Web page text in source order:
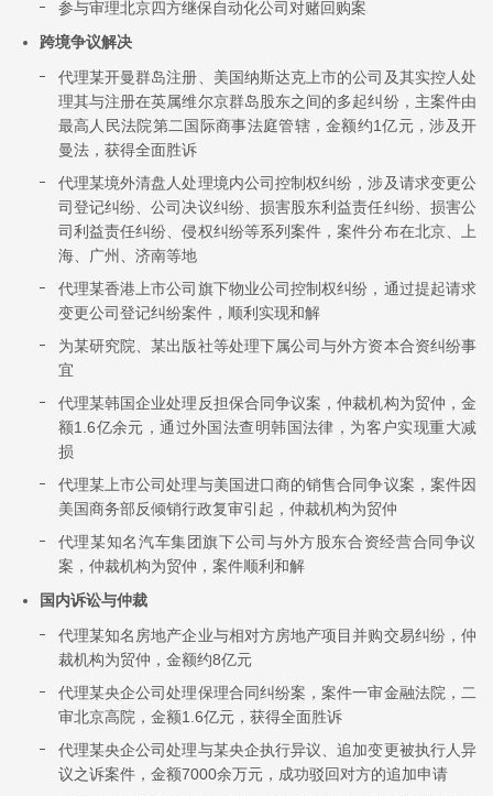
参与审理北京四方继保自动化公司对赌回购案
跨境争议解决
代理某开曼群岛注册、美国纳斯达克上市的公司及其实控人处
理其与注册在英属维尔京群岛股东之间的多起纠纷，主案件由
最高人民法院第二国际商事法庭管辖，金额约1亿元，涉及开
曼法，获得全面胜诉
代理某境外清盘人处理境内公司控制权纠纷，涉及请求变更公
司登记纠纷、公司决议纠纷、损害股东利益责任纠纷、损害公
司利益责任纠纷、侵权纠纷等系列案件，案件分布在北京、上
海、广州、济南等地
代理某香港上市公司旗下物业公司控制权纠纷，通过提起请求
变更公司登记纠纷案件，顺利实现和解
为某研究院、某出版社等处理下属公司与外方资本合资纠纷事
宜
代理某韩国企业处理反担保合同争议案，仲裁机构为贸仲，金
额1.6亿余元，通过外国法查明韩国法律，为客户实现重大减
损
代理某上市公司处理与美国进口商的销售合同争议案，案件因
美国商务部反倾销行政复审引起，仲裁机构为贸仲
代理某知名汽车集团旗下公司与外方股东合资经营合同争议
案，仲裁机构为贸仲，案件顺利和解
国内诉讼与仲裁
代理某知名房地产企业与相对方房地产项目并购交易纠纷，仲
裁机构为贸仲，金额约8亿元
代理某央企公司处理保理合同纠纷案，案件一审金融法院，二
审北京高院，金额1.6亿元，获得全面胜诉
代理某央企公司处理与某央企执行异议、追加变更被执行人异
议之诉案件，金额7000余万元，成功驳回对方的追加申请